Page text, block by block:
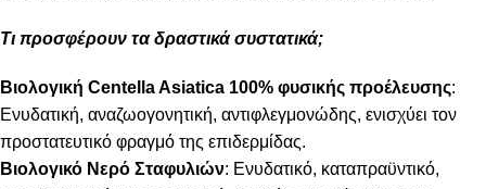
Τι προσφέρουν τα δραστικά συστατικά;
Βιολογική Centella Asiatica 100% φυσικής προέλευσης:
Ενυδατική, αναζωογονητική, αντιφλεγμονώδης, ενισχύει τον
προστατευτικό φραγμό της επιδερμίδας.
Βιολογικό Νερό Σταφυλιών: Ενυδατικό, καταπραϋντικό,